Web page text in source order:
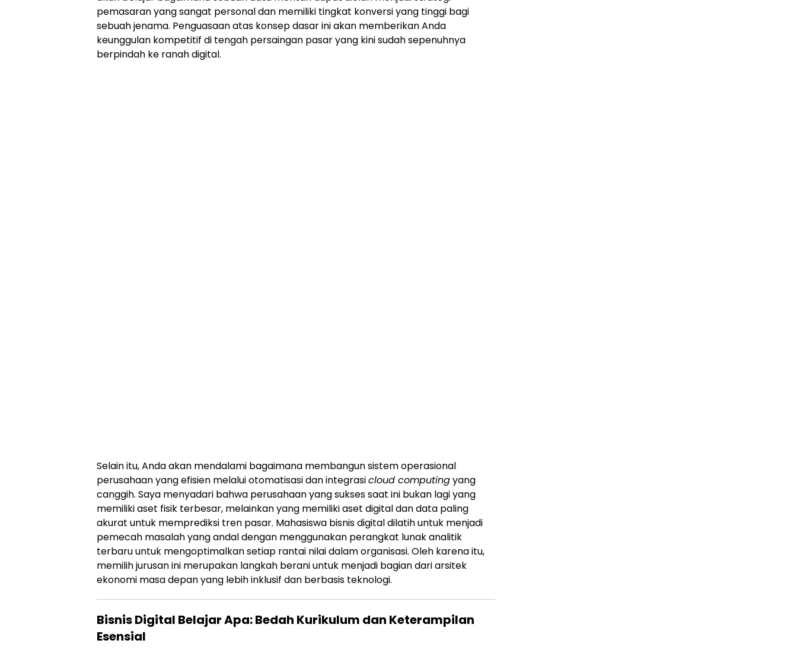
pemasaran yang sangat personal dan memiliki tingkat konversi yang tinggi bagi
sebuah jenama. Penguasaan atas konsep dasar ini akan memberikan Anda
keunggulan kompetitif di tengah persaingan pasar yang kini sudah sepenuhnya
berpindah ke ranah digital.
Selain itu, Anda akan mendalami bagaimana membangun sistem operasional
perusahaan yang efisien melalui otomatisasi dan integrasicloud computingyang
canggih. Saya menyadari bahwa perusahaan yang sukses saat ini bukan lagi yang
memiliki aset fisik terbesar, melainkan yang memiliki aset digital dan data paling
akurat untuk memprediksi tren pasar. Mahasiswa bisnis digital dilatih untuk menjadi
pemecah masalah yang andal dengan menggunakan perangkat lunak analitik
terbaru untuk mengoptimalkan setiap rantai nilai dalam organisasi. Oleh karena itu,
memilih jurusan ini merupakan langkah berani untuk menjadi bagian dari arsitek
ekonomi masa depan yang lebih inklusif dan berbasis teknologi.
Bisnis Digital Belajar Apa: Bedah Kurikulum dan Keterampilan
Esensial